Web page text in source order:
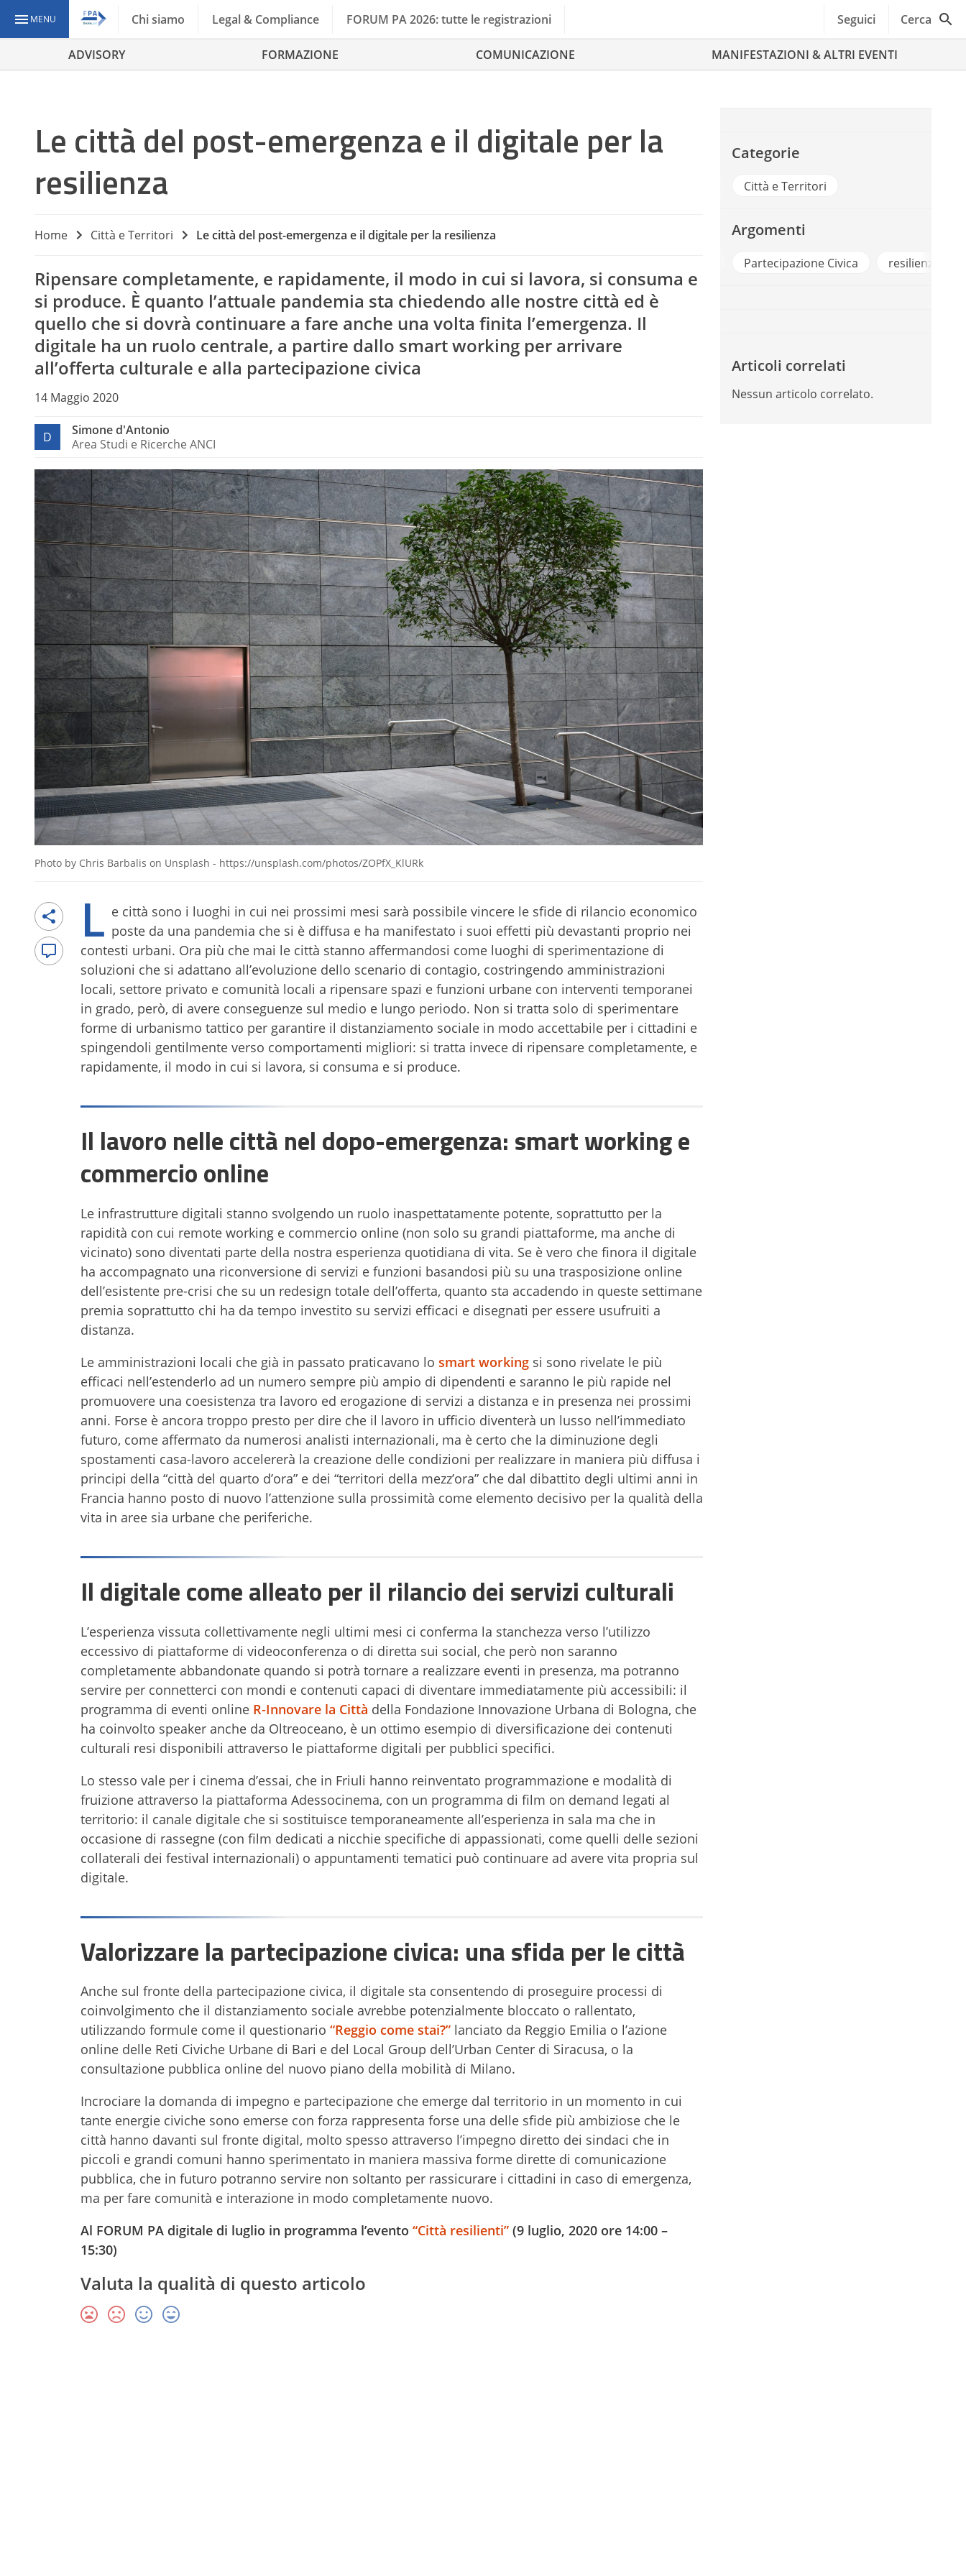
MENU Chi siamo Legal & Compliance FORUM PA 2026: tutte le registrazioni Seguici Cerca
ADVISORY FORMAZIONE COMUNICAZIONE MANIFESTAZIONI & ALTRI EVENTI
Le città del post-emergenza e il digitale per la
resilienza
Home Città e Territori Le città del post-emergenza e il digitale per la resilienza
Ripensare completamente, e rapidamente, il modo in cui si lavora, si consuma e
si produce. È quanto l’attuale pandemia sta chiedendo alle nostre città ed è
quello che si dovrà continuare a fare anche una volta finita l’emergenza. Il
digitale ha un ruolo centrale, a partire dallo smart working per arrivare
all’offerta culturale e alla partecipazione civica
14 Maggio 2020
D
Simone d'Antonio
Area Studi e Ricerche ANCI
Photo by Chris Barbalis on Unsplash - https://unsplash.com/photos/ZOPfX_KlURk
L e città sono i luoghi in cui nei prossimi mesi sarà possibile vincere le sfide di rilancio economico
poste da una pandemia che si è diffusa e ha manifestato i suoi effetti più devastanti proprio nei
contesti urbani. Ora più che mai le città stanno affermandosi come luoghi di sperimentazione di
soluzioni che si adattano all’evoluzione dello scenario di contagio, costringendo amministrazioni
locali, settore privato e comunità locali a ripensare spazi e funzioni urbane con interventi temporanei
in grado, però, di avere conseguenze sul medio e lungo periodo. Non si tratta solo di sperimentare
forme di urbanismo tattico per garantire il distanziamento sociale in modo accettabile per i cittadini e
spingendoli gentilmente verso comportamenti migliori: si tratta invece di ripensare completamente, e
rapidamente, il modo in cui si lavora, si consuma e si produce.
Il lavoro nelle città nel dopo-emergenza: smart working e
commercio online
Le infrastrutture digitali stanno svolgendo un ruolo inaspettatamente potente, soprattutto per la
rapidità con cui remote working e commercio online (non solo su grandi piattaforme, ma anche di
vicinato) sono diventati parte della nostra esperienza quotidiana di vita. Se è vero che finora il digitale
ha accompagnato una riconversione di servizi e funzioni basandosi più su una trasposizione online
dell’esistente pre-crisi che su un redesign totale dell’offerta, quanto sta accadendo in queste settimane
premia soprattutto chi ha da tempo investito su servizi efficaci e disegnati per essere usufruiti a
distanza.
Le amministrazioni locali che già in passato praticavano lo smart working si sono rivelate le più
efficaci nell’estenderlo ad un numero sempre più ampio di dipendenti e saranno le più rapide nel
promuovere una coesistenza tra lavoro ed erogazione di servizi a distanza e in presenza nei prossimi
anni. Forse è ancora troppo presto per dire che il lavoro in ufficio diventerà un lusso nell’immediato
futuro, come affermato da numerosi analisti internazionali, ma è certo che la diminuzione degli
spostamenti casa-lavoro accelererà la creazione delle condizioni per realizzare in maniera più diffusa i
principi della “città del quarto d’ora” e dei “territori della mezz’ora” che dal dibattito degli ultimi anni in
Francia hanno posto di nuovo l’attenzione sulla prossimità come elemento decisivo per la qualità della
vita in aree sia urbane che periferiche.
Il digitale come alleato per il rilancio dei servizi culturali
L’esperienza vissuta collettivamente negli ultimi mesi ci conferma la stanchezza verso l’utilizzo
eccessivo di piattaforme di videoconferenza o di diretta sui social, che però non saranno
completamente abbandonate quando si potrà tornare a realizzare eventi in presenza, ma potranno
servire per connetterci con mondi e contenuti capaci di diventare immediatamente più accessibili: il
programma di eventi online R-Innovare la Città della Fondazione Innovazione Urbana di Bologna, che
ha coinvolto speaker anche da Oltreoceano, è un ottimo esempio di diversificazione dei contenuti
culturali resi disponibili attraverso le piattaforme digitali per pubblici specifici.
Lo stesso vale per i cinema d’essai, che in Friuli hanno reinventato programmazione e modalità di
fruizione attraverso la piattaforma Adessocinema, con un programma di film on demand legati al
territorio: il canale digitale che si sostituisce temporaneamente all’esperienza in sala ma che in
occasione di rassegne (con film dedicati a nicchie specifiche di appassionati, come quelli delle sezioni
collaterali dei festival internazionali) o appuntamenti tematici può continuare ad avere vita propria sul
digitale.
Valorizzare la partecipazione civica: una sfida per le città
Anche sul fronte della partecipazione civica, il digitale sta consentendo di proseguire processi di
coinvolgimento che il distanziamento sociale avrebbe potenzialmente bloccato o rallentato,
utilizzando formule come il questionario “Reggio come stai?” lanciato da Reggio Emilia o l’azione
online delle Reti Civiche Urbane di Bari e del Local Group dell’Urban Center di Siracusa, o la
consultazione pubblica online del nuovo piano della mobilità di Milano.
Incrociare la domanda di impegno e partecipazione che emerge dal territorio in un momento in cui
tante energie civiche sono emerse con forza rappresenta forse una delle sfide più ambiziose che le
città hanno davanti sul fronte digital, molto spesso attraverso l’impegno diretto dei sindaci che in
piccoli e grandi comuni hanno sperimentato in maniera massiva forme dirette di comunicazione
pubblica, che in futuro potranno servire non soltanto per rassicurare i cittadini in caso di emergenza,
ma per fare comunità e interazione in modo completamente nuovo.
Al FORUM PA digitale di luglio in programma l’evento “Città resilienti” (9 luglio, 2020 ore 14:00 –
15:30)
Valuta la qualità di questo articolo
Categorie
Città e Territori
Argomenti
Partecipazione Civica resilienza Smart
Articoli correlati
Nessun articolo correlato.